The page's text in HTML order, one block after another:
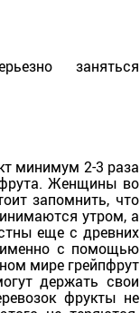
заняться
минимум 2-3 раза
Женщины во
запомнить, что
утром, а
еще с древних
именно с помощью
мире грейпфрут
держать свои
фрукты не